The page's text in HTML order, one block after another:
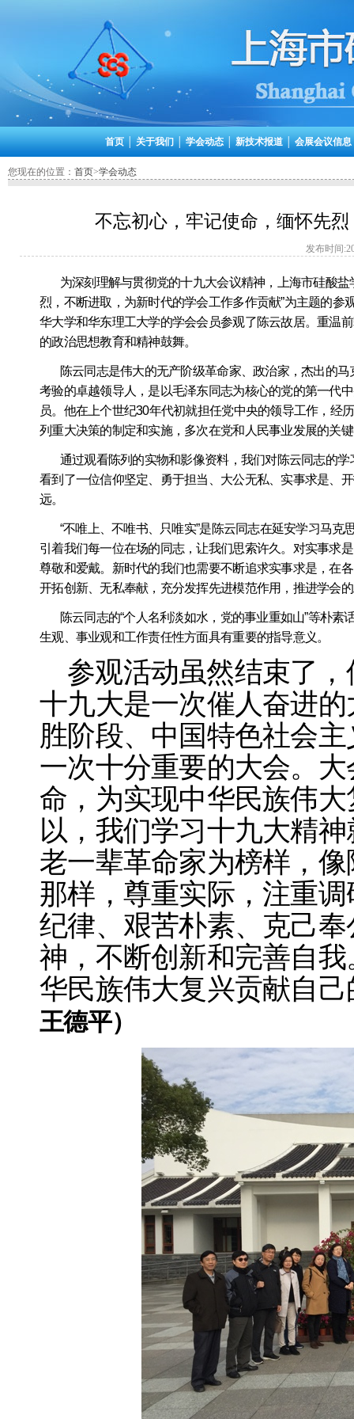
首页│ 关于我们 学会动态 新技术报道 会展会议信息
您现在的位置： 首页>学会动态
不忘初心，牢记使命，缅怀先
发布时间
为深刻理解与贯彻党的十九大会议精神，上海市硅酸盐
烈，不断进取，为新时代的学会工作多作贡献”为主题的参
华大学和华东理工大学的学会会员参观了陈云故居。重温
的政治思想教育和精神鼓舞。
陈云同志是伟大的无产阶级革命家、政治家，杰出的
考验的卓越领导人，是以毛泽东同志为核心的党的第一代
员。他在上个世纪30年代初就担任党中央的领导工作，经
列重大决策的制定和实施，多次在党和人民事业发展的关
通过观看陈列的实物和影像资料，我们对陈云同志的
看到了一位信仰坚定、勇于担当、大公无私、实事求是、
远。
“不唯上、不唯书、只唯实”是陈云同志在延安学习马
引着我们每一位在场的同志，让我们思索许久。对实事求
尊敬和爱戴。新时代的我们也需要不断追求实事求是，在
开拓创新、无私奉献，充分发挥先进模范作用，推进学会
陈云同志的“个人名利淡如水，党的事业重如山”等朴
生观、事业观和工作责任性方面具有重要的指导意义。
参观活动虽然结束了
十九大是一次催人奋进
胜阶段、中国特色社会
一次十分重要的大会。
命，为实现中华民族伟
以，我们学习十九大精
老一辈革命家为榜样，
那样，尊重实际，注重
纪律、艰苦朴素、克己
神，不断创新和完善自
华民族伟大复兴贡献自
王德平）